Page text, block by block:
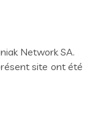
Network SA.
site ont été